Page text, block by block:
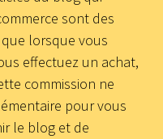
sont des
que lorsque vous
effectuez un achat,
commission ne
pour vous
le blog et de